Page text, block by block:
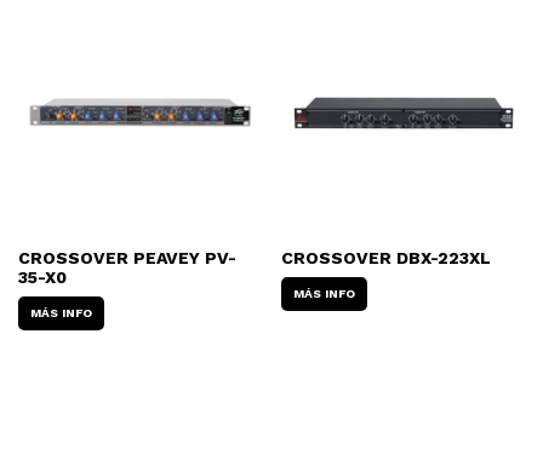
CROSSOVER PEAVEY PV-
35-X0
MÁS INFO
CROSSOVER DBX-223XL
MÁS INFO